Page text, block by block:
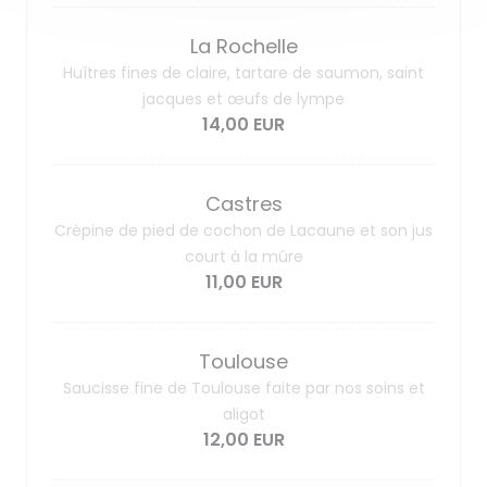
La Rochelle
Huîtres fines de claire, tartare de saumon, saint
jacques et œufs de lympe
14,00 EUR
Castres
Crépine de pied de cochon de Lacaune et son jus
court à la mûre
11,00 EUR
Toulouse
Saucisse fine de Toulouse faite par nos soins et
aligot
12,00 EUR